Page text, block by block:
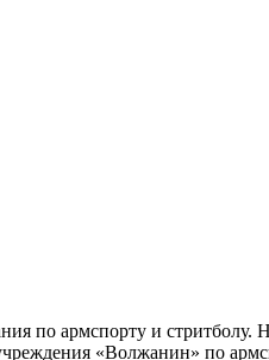
по армспорту и стритболу.
«Волжанин» по